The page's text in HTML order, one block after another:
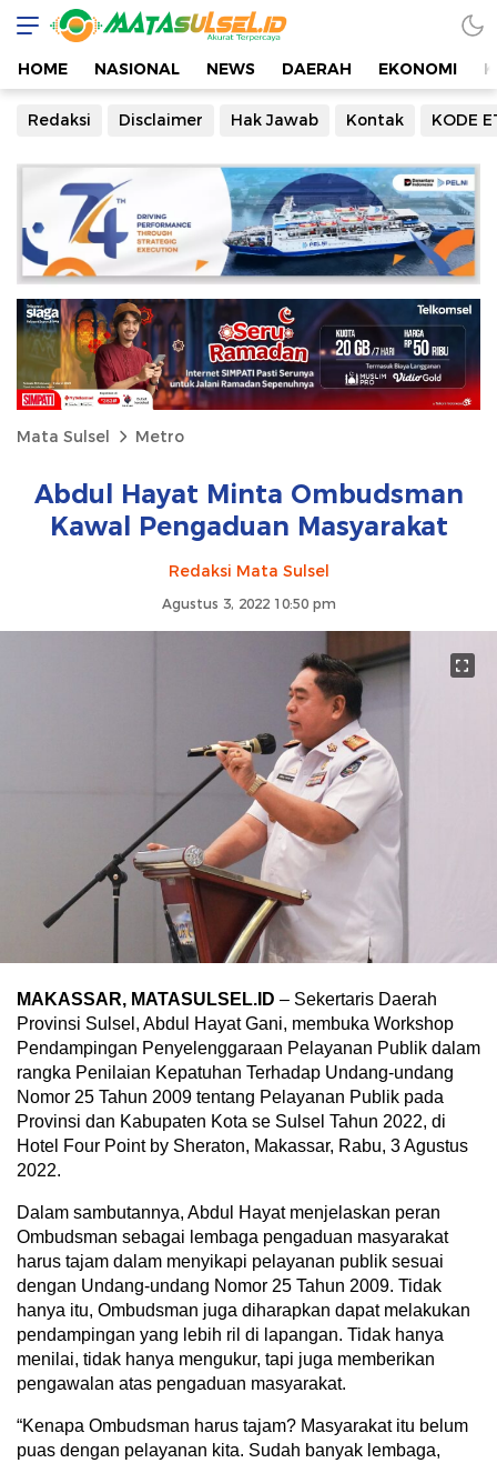
HOME NASIONAL NEWS DAERAH EKONOMI
Redaksi Disclaimer Hak Jawab Kontak KODE
Mata Sulsel Metro
Abdul Hayat Minta Ombudsman
Kawal Pengaduan Masyarakat
Redaksi Mata Sulsel
Agustus 3, 2022 10:50 pm
MAKASSAR, MATASULSEL.ID – Sekertaris Daerah
Provinsi Sulsel, Abdul Hayat Gani, membuka Workshop
Pendampingan Penyelenggaraan Pelayanan Publik dalam
rangka Penilaian Kepatuhan Terhadap Undang-undang
Nomor 25 Tahun 2009 tentang Pelayanan Publik pada
Provinsi dan Kabupaten Kota se Sulsel Tahun 2022, di
Hotel Four Point by Sheraton, Makassar, Rabu, 3 Agustus
2022.
Dalam sambutannya, Abdul Hayat menjelaskan peran
Ombudsman sebagai lembaga pengaduan masyarakat
harus tajam dalam menyikapi pelayanan publik sesuai
dengan Undang-undang Nomor 25 Tahun 2009. Tidak
hanya itu, Ombudsman juga diharapkan dapat melakukan
pendampingan yang lebih ril di lapangan. Tidak hanya
menilai, tidak hanya mengukur, tapi juga memberikan
pengawalan atas pengaduan masyarakat.
“Kenapa Ombudsman harus tajam? Masyarakat itu belum
puas dengan pelayanan kita. Sudah banyak lembaga,